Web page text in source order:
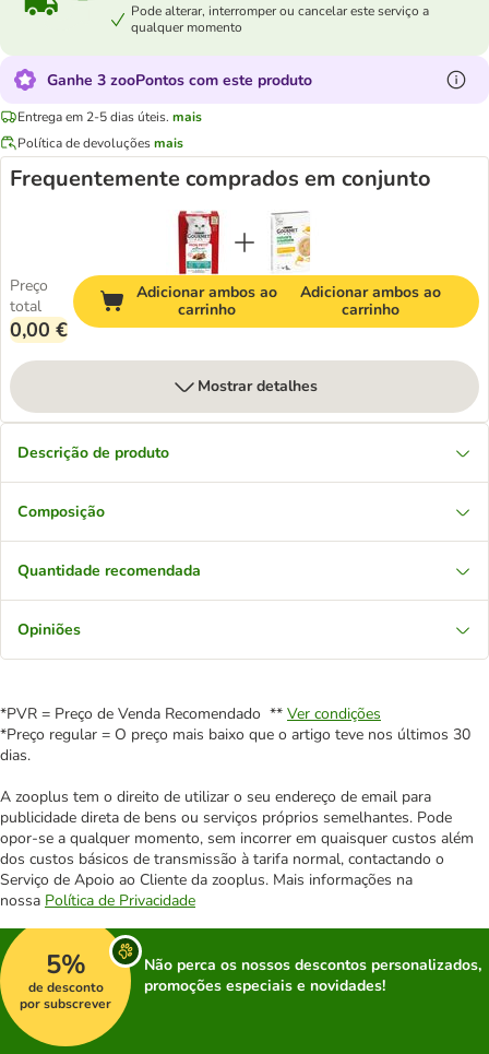
Pode alterar, interromper ou cancelar este serviço a
qualquer momento
Ganhe 3 zooPontos com este produto
Entrega em 2-5 dias úteis. mais
Política de devoluçõesmais
Frequentemente comprados em conjunto
Preço
total
0,00 €
Adicionar ambos ao
carrinho
Adicionar ambos ao
carrinho
Mostrar detalhes
Descrição de produto
Composição
Quantidade recomendada
Opiniões
*PVR = Preço de Venda Recomendado ** Ver condições
*Preço regular = O preço mais baixo que o artigo teve nos últimos 30
dias.
A zooplus tem o direito de utilizar o seu endereço de email para
publicidade direta de bens ou serviços próprios semelhantes. Pode
opor-se a qualquer momento, sem incorrer em quaisquer custos além
dos custos básicos de transmissão à tarifa normal, contactando o
Serviço de Apoio ao Cliente da zooplus. Mais informações na
nossa Política de Privacidade
5%
de desconto
por subscrever
Não perca os nossos descontos personalizados,
promoções especiais e novidades!